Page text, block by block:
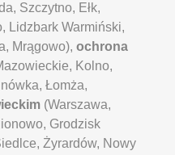
Szczytno, Ełk,
Lidzbark Warmiński,
Mrągowo), ochrona
Kolno,
Łomża,
(Warszawa,
Grodzisk
Żyrardów, Nowy